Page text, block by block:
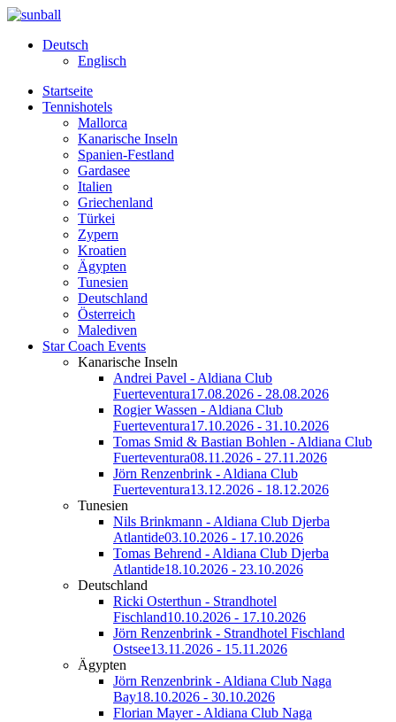
Deutsch
Englisch
Startseite
Tennishotels
Mallorca
Kanarische Inseln
Spanien-Festland
Gardasee
Italien
Griechenland
Türkei
Zypern
Kroatien
Ägypten
Tunesien
Deutschland
Österreich
Malediven
Star Coach Events
Kanarische Inseln
Andrei Pavel - Aldiana Club
Fuerteventura17.08.2026 - 28.08.2026
Rogier Wassen - Aldiana Club
Fuerteventura17.10.2026 - 31.10.2026
Tomas Smid & Bastian Bohlen - Aldiana Club
Fuerteventura08.11.2026 - 27.11.2026
Jörn Renzenbrink - Aldiana Club
Fuerteventura13.12.2026 - 18.12.2026
Tunesien
Nils Brinkmann - Aldiana Club Djerba
Atlantide03.10.2026 - 17.10.2026
Tomas Behrend - Aldiana Club Djerba
Atlantide18.10.2026 - 23.10.2026
Deutschland
Ricki Osterthun - Strandhotel
Fischland10.10.2026 - 17.10.2026
Jörn Renzenbrink - Strandhotel Fischland
Ostsee13.11.2026 - 15.11.2026
Ägypten
Jörn Renzenbrink - Aldiana Club Naga
Bay18.10.2026 - 30.10.2026
Florian Mayer - Aldiana Club Naga